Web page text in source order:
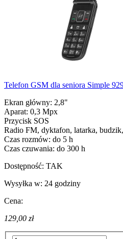
Telefon GSM dla seniora Simple
Ekran główny: 2,8"
Aparat: 0,3 Mpx
Przycisk SOS
Radio FM, dyktafon, latarka,
Czas rozmów: do 5 h
Czas czuwania: do 300 h
Dostępność: TAK
Wysyłka w: 24 godziny
Cena:
129,00 zł